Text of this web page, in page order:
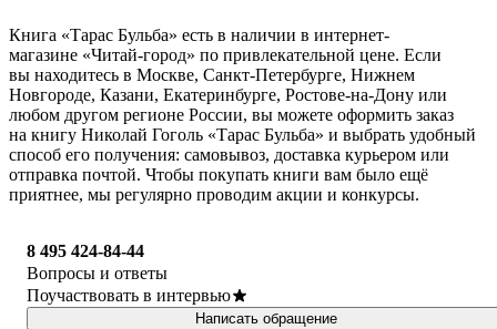
Книга «Тарас Бульба» есть в наличии в интернет-
магазине «Читай-город» по привлекательной цене. Если
вы находитесь в Москве, Санкт-Петербурге, Нижнем
Новгороде, Казани, Екатеринбурге, Ростове-на-Дону или
любом другом регионе России, вы можете оформить заказ
на книгу Николай Гоголь «Тарас Бульба» и выбрать удобный
способ его получения: самовывоз, доставка курьером или
отправка почтой. Чтобы покупать книги вам было ещё
приятнее, мы регулярно проводим акции и конкурсы.
8 495 424-84-44
Вопросы и ответы
Поучаствовать в интервью
Написать обращение